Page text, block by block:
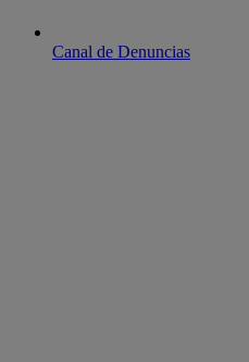
Canal de Denuncias